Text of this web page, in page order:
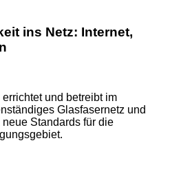
ins Netz: Internet,
und betreibt im
Glasfasernetz und
Standards für die